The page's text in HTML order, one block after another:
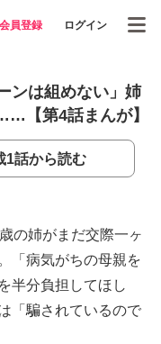
会員登録 ログイン
ンは組めない」姉
【第4話まんが】
1話から読む
の姉がまだ交際一ヶ
「病気がちの母親を
半分負担してほし
「騙されているので